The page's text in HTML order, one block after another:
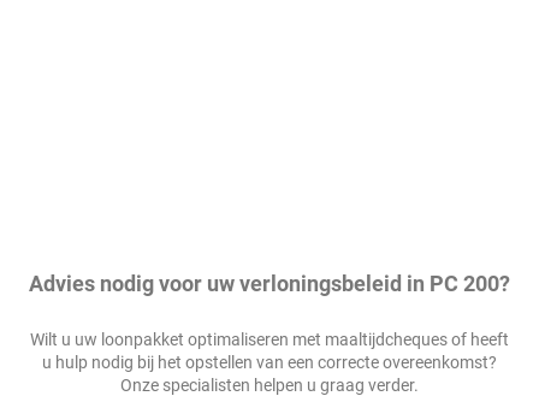
Advies nodig voor uw verloningsbeleid in PC 200?
Wilt u uw loonpakket optimaliseren met maaltijdcheques of heeft
u hulp nodig bij het opstellen van een correcte overeenkomst?
Onze specialisten helpen u graag verder.